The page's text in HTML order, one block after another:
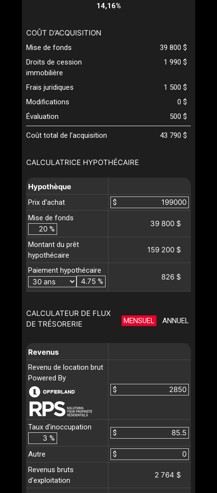
CALCULATRICE HYPOTHÉCAIRE
Hypothèque
Prix d'achat
$
Mise de fonds
%
39 800 $
Montant du prêt
hypothécaire
159 200 $
Paiement hypothécaire
%
826 $
CALCULATEUR DE FLUX
DE TRÉSORERIE
MENSUEL ANNUEL
Revenus
Revenu de location brut
Powered By
$
Taux d'inoccupation
%
$
Autre
$
Revenus bruts
d'exploitation
2 764 $
14,16%
COÛT D’ACQUISITION
Mise de fonds
39 800 $
Droits de cession
immobilière
1 990 $
Frais juridiques
1 500 $
Modifications
0 $
Évaluation
500 $
Coût total de l’acquisition 43 790 $